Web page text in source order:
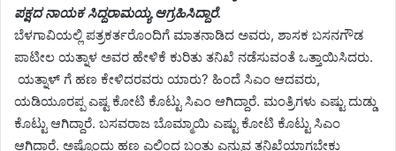
ಪಕ್ಷದ ನಾಯಕ ಸಿದ್ದರಾಮಯ್ಯ ಆಗ್ರಹಿಸಿದ್ದಾರೆ.
ಬೆಳಗಾವಿಯಲ್ಲಿ ಪತ್ರಕರ್ತರೊಂದಿಗೆ ಮಾತನಾಡಿದ ಅವರು, ಶಾಸಕ ಬಸನಗೌಡ
ಪಾಟೀಲ ಯತ್ನಾಳ ಅವರ ಹೇಳಿಕೆ ಕುರಿತು ತನಿಖೆ ನಡೆಸುವಂತೆ ಒತ್ತಾಯಿಸಿದರು.
ಯತ್ನಾಳ್ ಗೆ ಹಣ ಕೇಳಿದರವರು ಯಾರು? ಹಿಂದೆ ಸಿಎಂ‌ ಆದವರು,
ಯಡಿಯೂರಪ್ಪ ಎಷ್ಟ ಕೋಟಿ ಕೊಟ್ಟು ಸಿಎಂ ಆಗಿದ್ದಾರೆ.‌ ಮಂತ್ರಿಗಳು ಎಷ್ಟು ದುಡ್ಡು
ಕೊಟ್ಟು ಆಗಿದ್ದಾರೆ. ಬಸವರಾಜ ಬೊಮ್ಮಾಯಿ‌ ಎಷ್ಟು ಕೋಟಿ‌ ಕೊಟ್ಟು ಸಿಎಂ
ಆಗಿದ್ದಾರೆ. ಅಷ್ಟೊಂದು ಹಣ ಎಲ್ಲಿಂದ ಬಂತು ಎನ್ನುವ ತನಿಖೆಯಾಗಬೇಕು